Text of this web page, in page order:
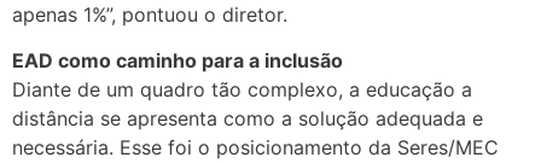
apenas 1%”, pontuou o diretor.
EAD como caminho para a inclusão
Diante de um quadro tão complexo, a educação a
distância se apresenta como a solução adequada e
necessária. Esse foi o posicionamento da Seres/MEC